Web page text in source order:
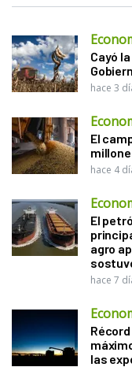
Cayó
hace 3
El
hace 4
El
agro
hace 7
las